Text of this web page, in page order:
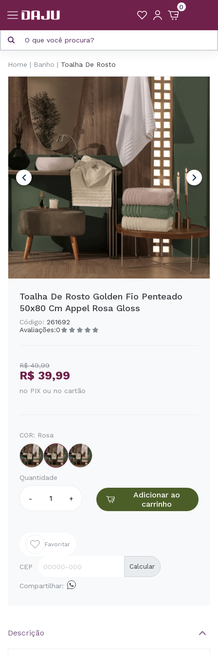
0
Home Banho Toalha De Rosto
Toalha De Rosto Golden Fio Penteado
50x80 Cm Appel Rosa Gloss
Código: 261692
Avaliações:0
R$ 49,99
R$ 39,99
no PIX ou no cartão
COR: Rosa
Quantidade
- +
Adicionar ao
carrinho
Favoritar
CEP Calcular
Compartilhar:
Descrição